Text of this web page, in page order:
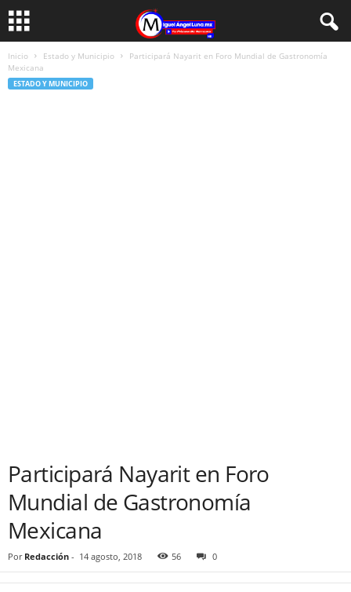
Inicio Estado y Municipio
Participará Nayarit en Foro Mundial de Gastronomía
Mexicana
ESTADO Y MUNICIPIO
Participará Nayarit en Foro
Mundial de Gastronomía
Mexicana
Por Redacción - 14 agosto, 2018 56 0